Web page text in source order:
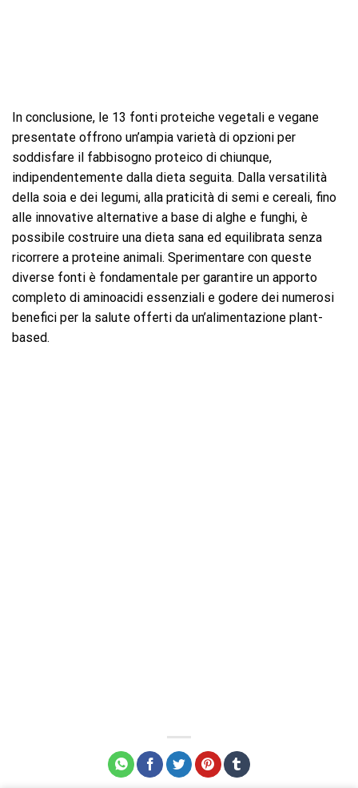
In conclusione, le 13 fonti proteiche vegetali e vegane
presentate offrono un’ampia varietà di opzioni per
soddisfare il fabbisogno proteico di chiunque,
indipendentemente dalla dieta seguita. Dalla versatilità
della soia e dei legumi, alla praticità di semi e cereali, fino
alle innovative alternative a base di alghe e funghi, è
possibile costruire una dieta sana ed equilibrata senza
ricorrere a proteine animali. Sperimentare con queste
diverse fonti è fondamentale per garantire un apporto
completo di aminoacidi essenziali e godere dei numerosi
benefici per la salute offerti da un’alimentazione plant-
based.